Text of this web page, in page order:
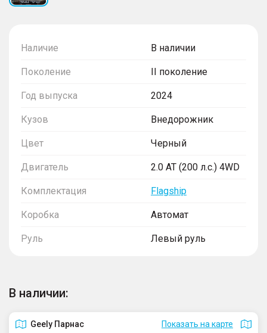
Наличие В наличии
Поколение II поколение
Год выпуска 2024
Кузов Внедорожник
Цвет Черный
Двигатель 2.0 AT (200 л.с.) 4WD
Комплектация Flagship
Коробка Автомат
Руль Левый руль
В наличии:
Geely Парнас
Показать на карте